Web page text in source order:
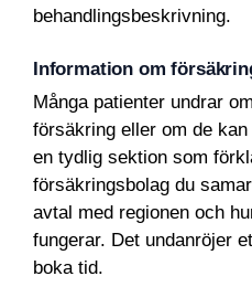
behandlingsbeskrivning.
Information om
Många patienter undrar
försäkring eller om de
en tydlig sektion som
försäkringsbolag du
avtal med regionen och
fungerar. Det undanröjer
boka tid.